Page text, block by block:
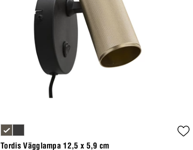
Tordis Vägglampa 12,5 x 5,9 cm